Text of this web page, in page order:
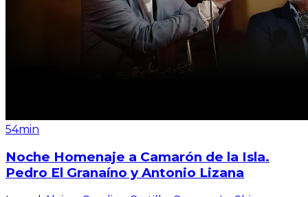
54min
Noche Homenaje a Camarón de la Isla.
Pedro El Granaíno y Antonio Lizana